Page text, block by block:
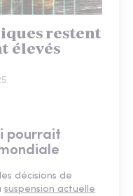
restent
élevés
pourrait
décisions de
suspension actuelle